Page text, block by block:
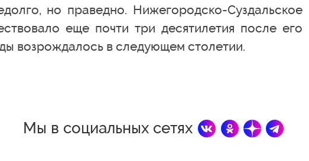
но праведно. Нижегородско-Суздальское
еще почти три десятилетия после его
возрождалось в следующем столетии.
Мы в социальных сетях